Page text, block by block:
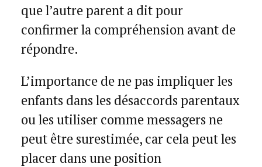
que l’autre parent a dit pour
confirmer la compréhension avant de
répondre.
L’importance de ne pas impliquer les
enfants dans les désaccords parentaux
ou les utiliser comme messagers ne
peut être surestimée, car cela peut les
placer dans une position